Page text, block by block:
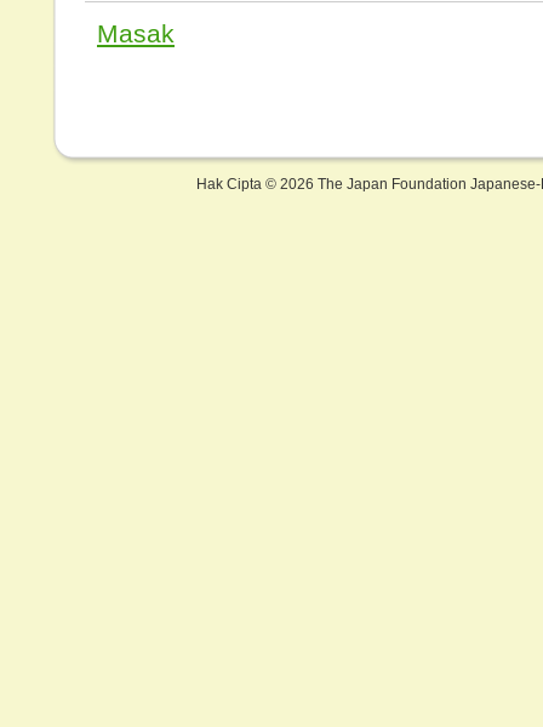
Masak
Hak Cipta © 2026 The Japan Foundation